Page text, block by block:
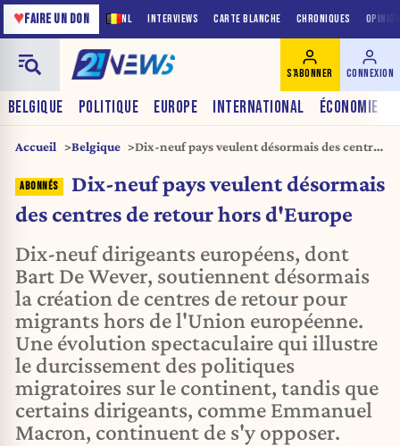
NL INTERVIEWS CARTE BLANCHE CHRONIQUES
♥FAIRE UN DON
BELGIQUE POLITIQUE EUROPE INTERNATIONAL ÉCONOMIE
S'ABONNER CONNEXION
Accueil Belgique
Dix-neuf pays veulent désormais des centres
Dix-neuf pays veulent désormais
des centres de retour hors d'Europe
Dix-neuf dirigeants européens, dont
Bart De Wever, soutiennent désormais
la création de centres de retour pour
migrants hors de l'Union européenne.
Une évolution spectaculaire qui illustre
le durcissement des politiques
migratoires sur le continent, tandis que
certains dirigeants, comme Emmanuel
Macron, continuent de s'y opposer.